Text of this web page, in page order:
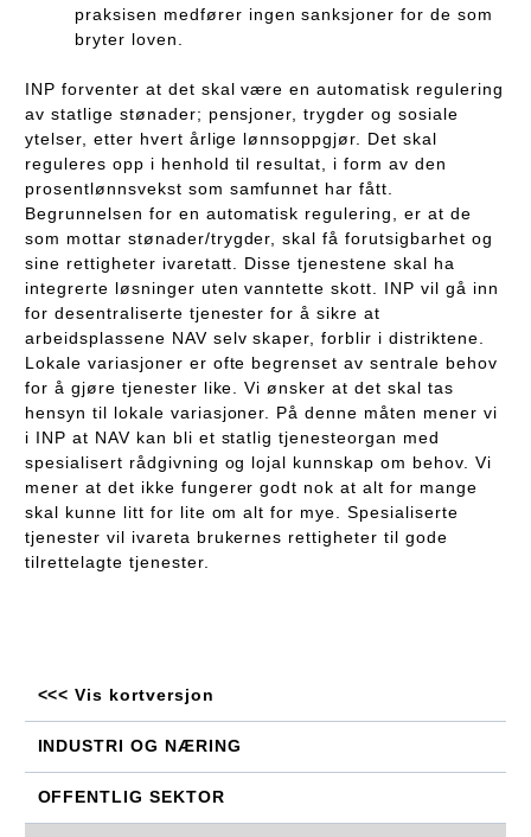
praksisen medfører ingen sanksjoner for de som
bryter loven.
INP forventer at det skal være en automatisk regulering
av statlige stønader; pensjoner, trygder og sosiale
ytelser, etter hvert årlige lønnsoppgjør. Det skal
reguleres opp i henhold til resultat, i form av den
prosentlønnsvekst som samfunnet har fått.
Begrunnelsen for en automatisk regulering, er at de
som mottar stønader/trygder, skal få forutsigbarhet og
sine rettigheter ivaretatt. Disse tjenestene skal ha
integrerte løsninger uten vanntette skott. INP vil gå inn
for desentraliserte tjenester for å sikre at
arbeidsplassene NAV selv skaper, forblir i distriktene.
Lokale variasjoner er ofte begrenset av sentrale behov
for å gjøre tjenester like. Vi ønsker at det skal tas
hensyn til lokale variasjoner. På denne måten mener vi
i INP at NAV kan bli et statlig tjenesteorgan med
spesialisert rådgivning og lojal kunnskap om behov. Vi
mener at det ikke fungerer godt nok at alt for mange
skal kunne litt for lite om alt for mye. Spesialiserte
tjenester vil ivareta brukernes rettigheter til gode
tilrettelagte tjenester.
<<< Vis kortversjon
INDUSTRI OG NÆRING
OFFENTLIG SEKTOR